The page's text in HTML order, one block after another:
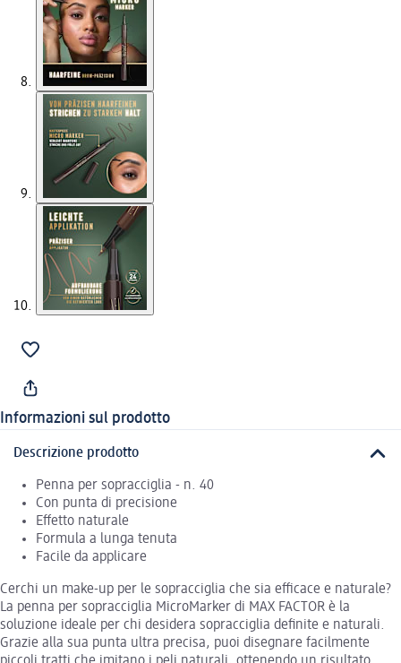
Informazioni sul prodotto
Descrizione prodotto
Penna per sopracciglia - n. 40
Con punta di precisione
Effetto naturale
Formula a lunga tenuta
Facile da applicare
Cerchi un make-up per le sopracciglia che sia efficace e naturale?
La penna per sopracciglia MicroMarker di MAX FACTOR è la
soluzione ideale per chi desidera sopracciglia definite e naturali.
Grazie alla sua punta ultra precisa, puoi disegnare facilmente